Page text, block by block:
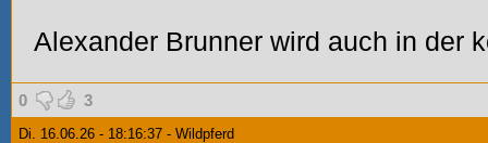
Alexander Brunner wird auch in der
0 3
Di. 16.06.26 - 18:16:37 - Wildpferd